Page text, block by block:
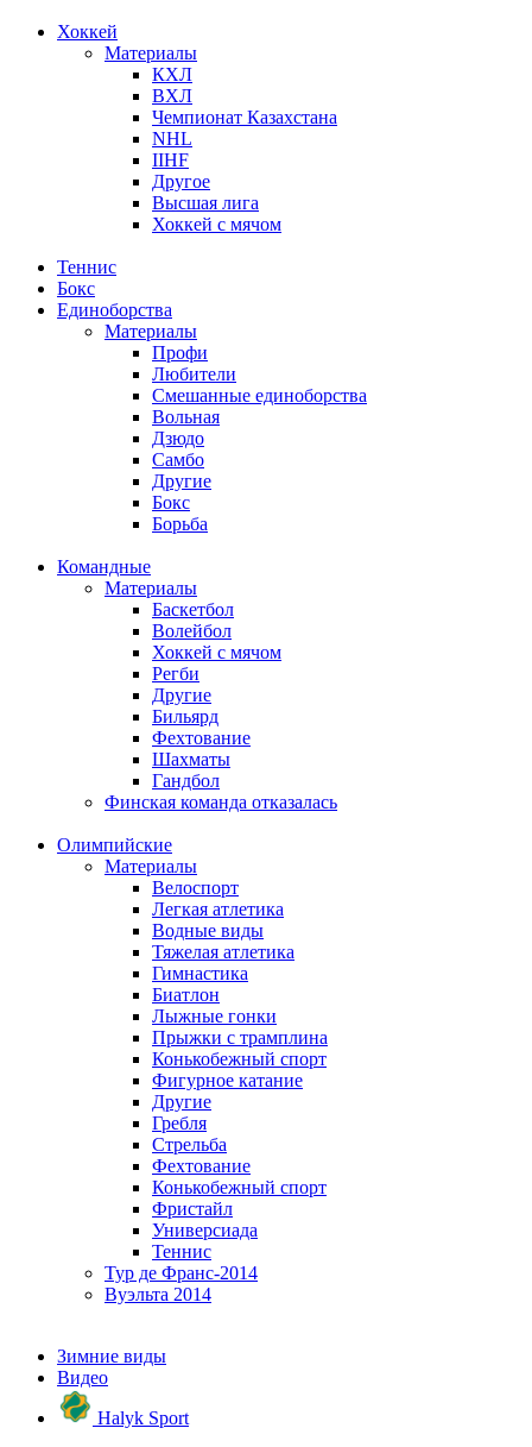
Хоккей
Материалы
КХЛ
ВХЛ
Чемпионат Казахстана
NHL
IIHF
Другое
Высшая лига
Хоккей с мячом
Теннис
Бокс
Единоборства
Материалы
Профи
Любители
Смешанные единоборства
Вольная
Дзюдо
Самбо
Другие
Бокс
Борьба
Командные
Материалы
Баскетбол
Волейбол
Хоккей с мячом
Регби
Другие
Бильярд
Фехтование
Шахматы
Гандбол
Финская команда отказалась
Олимпийские
Материалы
Велоспорт
Легкая атлетика
Водные виды
Тяжелая атлетика
Гимнастика
Биатлон
Лыжные гонки
Прыжки с трамплина
Конькобежный спорт
Фигурное катание
Другие
Гребля
Стрельба
Фехтование
Конькобежный спорт
Фристайл
Универсиада
Теннис
Тур де Франс-2014
Вуэльта 2014
Зимние виды
Видео
Halyk Sport